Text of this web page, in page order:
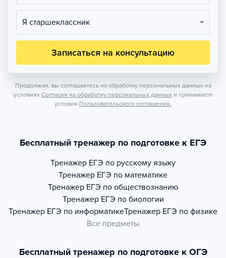
Я старшеклассник
Записаться на консультацию
Продолжая, вы соглашаетесь на обработку персональных данных на
условиях Согласия на обработку персональных данных и принимаете
условия Пользовательского соглашения.
Бесплатный тренажер по подготовке к ЕГЭ
Тренажер ЕГЭ по русскому языку
Тренажер ЕГЭ по математике
Тренажер ЕГЭ по обществознанию
Тренажер ЕГЭ по биологии
Тренажер ЕГЭ по информатикеТренажер ЕГЭ по физике
Все предметы
Бесплатный тренажер по подготовке к ОГЭ